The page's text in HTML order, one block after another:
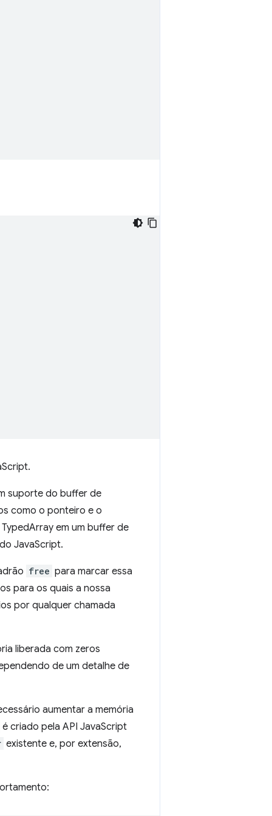
suporte do buffer de
como o ponteiro e o
em um buffer de
JavaScript.
free para marcar essa
para os quais a nossa
por qualquer chamada
liberada com zeros
de um detalhe de
aumentar a memória
é criado pela API JavaScript
existente e, por extensão,